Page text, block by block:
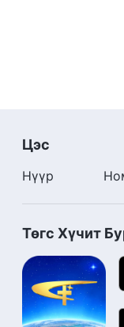
Цэс
Нүүр
Төгс Хүчит